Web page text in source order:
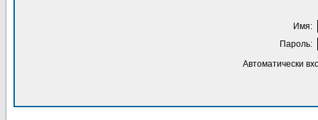
Имя:
Пароль:
Автоматически